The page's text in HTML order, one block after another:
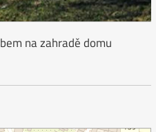
na zahradě domu